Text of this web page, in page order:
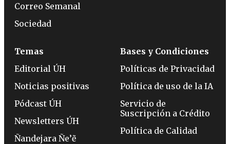
Correo Semanal
Sociedad
Temas
Editorial ÚH
Noticias positivas
Pódcast ÚH
Newsletters ÚH
Ñandejara Ñe’ẽ
Bases y Condiciones
Políticas de Privacidad
Política de uso de la IA
Servicio de
Suscripción a Crédito
Política de Calidad